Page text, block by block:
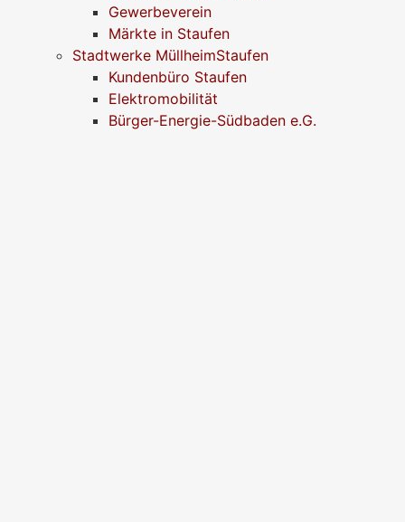
Gewerbeverein
Märkte in Staufen
Stadtwerke MüllheimStaufen
Kundenbüro Staufen
Elektromobilität
Bürger-Energie-Südbaden e.G.